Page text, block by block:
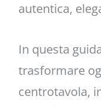
autentica,
In questa
trasformare
centrotavola,